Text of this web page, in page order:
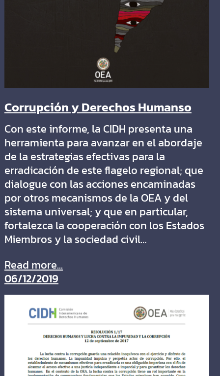
Corrupción y Derechos Humanso
Con este informe, la CIDH presenta una
herramienta para avanzar en el abordaje
de la estrategias efectivas para la
erradicación de este flagelo regional; que
dialogue con las acciones encaminadas
por otros mecanismos de la OEA y del
sistema universal; y que en particular,
fortalezca la cooperación con los Estados
Miembros y la sociedad civil…
Read more...
06/12/2019